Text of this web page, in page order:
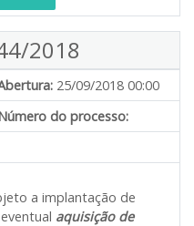
2018
25/09/2018 00:00
do processo:
a implantação de
aquisição de